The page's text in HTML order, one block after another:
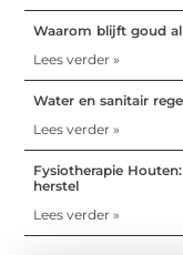
Waarom blijft goud
Lees verder »
Water en sanitair
Lees verder »
Fysiotherapie
herstel
Lees verder »